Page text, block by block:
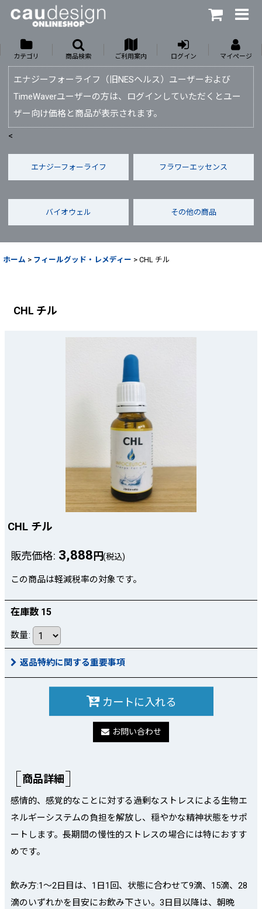
カテゴリ 商品検索 ご利用案内 ログイン マイページ
エナジーフォーライフ（旧NESヘルス）ユーザーおよび
TimeWaverユーザーの方は、ログインしていただくとユー
ザー向け価格と商品が表示されます。
<
エナジーフォーライフ フラワーエッセンス
バイオウェル その他の商品
ホーム > フィールグッド・レメディー > CHL チル
CHL チル
CHL チル
販売価格: 3,888 円(税込)
この商品は軽減税率の対象です。
在庫数 15
数量:
返品特約に関する重要事項
カートに入れる
お問い合わせ
商品詳細
感情的、感覚的なことに対する過剰なストレスによる生物エ
ネルギーシステムの負担を解放し、穏やかな精神状態をサポ
ートします。長期間の慢性的ストレスの場合には特におすす
めです。
飲み方:1〜2日目は、1日1回、状態に合わせて9滴、15滴、28
滴のいずれかを目安にお飲み下さい。3日目以降は、朝晩